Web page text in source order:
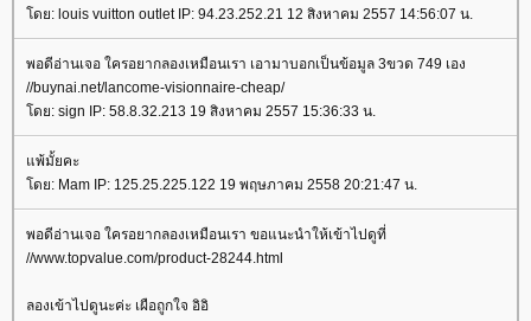
ดย: louis vuitton outlet IP: 94.23.252.21 12 สิงหาคม 2557 14:56:07 น.
พอดีอ่านเจอ ใครอยากลองเหมือนเรา เอามาบอกเป็นข้อมูล 3ขวด 749 เอง
//buynai.net/lancome-visionnaire-cheap/
ดย: sign IP: 58.8.32.213 19 สิงหาคม 2557 15:36:33 น.
พ้มั้ยคะ
ดย: Mam IP: 125.25.225.122 19 พฤษภาคม 2558 20:21:47 น.
พอดีอ่านเจอ ใครอยากลองเหมือนเรา ขอแนะนำให้เข้าไปดูที่
//www.topvalue.com/product-28244.html
ลองเข้าไปดูนะค่ะ เผือถูกใจ อิอิ